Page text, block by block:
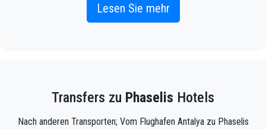
telefonisch möglich ist) und Sie werden von einem
Fahrer vor dem Ankunftsterminal mit Ihrem Namen
Ihren Namen und Ihre Handynummer ein, und das
verfolgen und ist da, wenn Sie aus dem Flugzeug
Lesen Sie mehr
Transfers zu Phaselis Hotels
Nach anderen Transporten; Vom Flughafen Antalya zu Phaselis